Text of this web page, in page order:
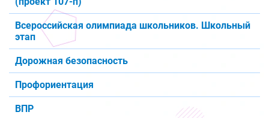
Всероссийская олимпиада школьников. Школьный
этап
Дорожная безопасность
Профориентация
ВПР